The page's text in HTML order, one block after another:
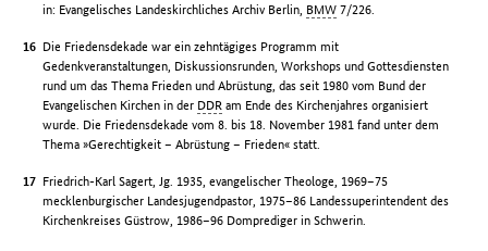
in: Evangelisches Landeskirchliches Archiv Berlin, BMW 7/226.
Die Friedensdekade war ein zehntägiges Programm mit
Gedenkveranstaltungen, Diskussionsrunden, Workshops und Gottesdiensten
rund um das Thema Frieden und Abrüstung, das seit 1980 vom Bund der
Evangelischen Kirchen in der DDR am Ende des Kirchenjahres organisiert
wurde. Die Friedensdekade vom 8. bis 18. November 1981 fand unter dem
Thema »Gerechtigkeit – Abrüstung – Frieden« statt.
Friedrich-Karl Sagert, Jg. 1935, evangelischer Theologe, 1969–75
mecklenburgischer Landesjugendpastor, 1975–86 Landessuperintendent des
Kirchenkreises Güstrow, 1986–96 Domprediger in Schwerin.